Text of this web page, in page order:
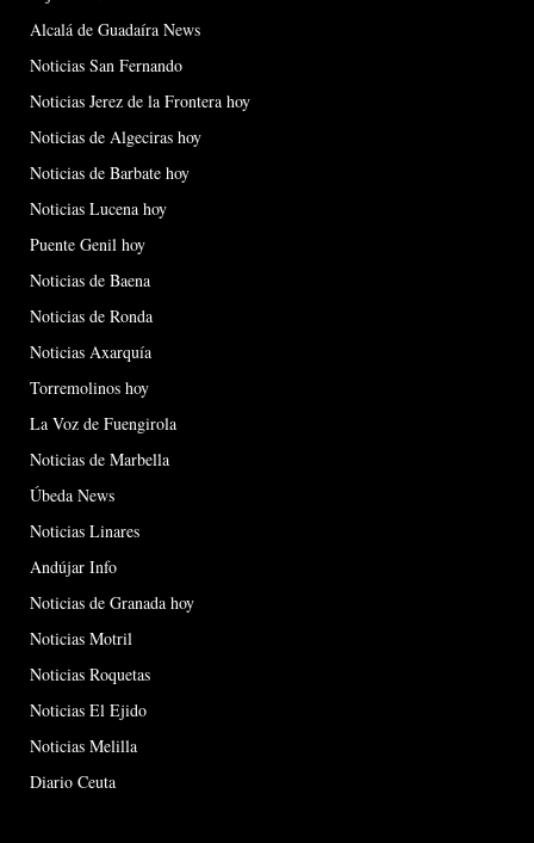
Alcalá de Guadaíra News
Noticias San Fernando
Noticias Jerez de la Frontera hoy
Noticias de Algeciras hoy
Noticias de Barbate hoy
Noticias Lucena hoy
Puente Genil hoy
Noticias de Baena
Noticias de Ronda
Noticias Axarquía
Torremolinos hoy
La Voz de Fuengirola
Noticias de Marbella
Úbeda News
Noticias Linares
Andújar Info
Noticias de Granada hoy
Noticias Motril
Noticias Roquetas
Noticias El Ejido
Noticias Melilla
Diario Ceuta